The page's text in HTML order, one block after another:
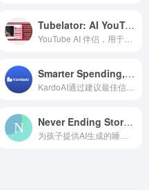
Tubelator: AI YouTube Subtitles and Chapters
Smarter Spending, Elevate Rewards
Never Ending Stories